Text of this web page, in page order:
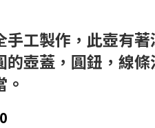
手工製作，此壺有
的壺蓋，圓鈕，線條